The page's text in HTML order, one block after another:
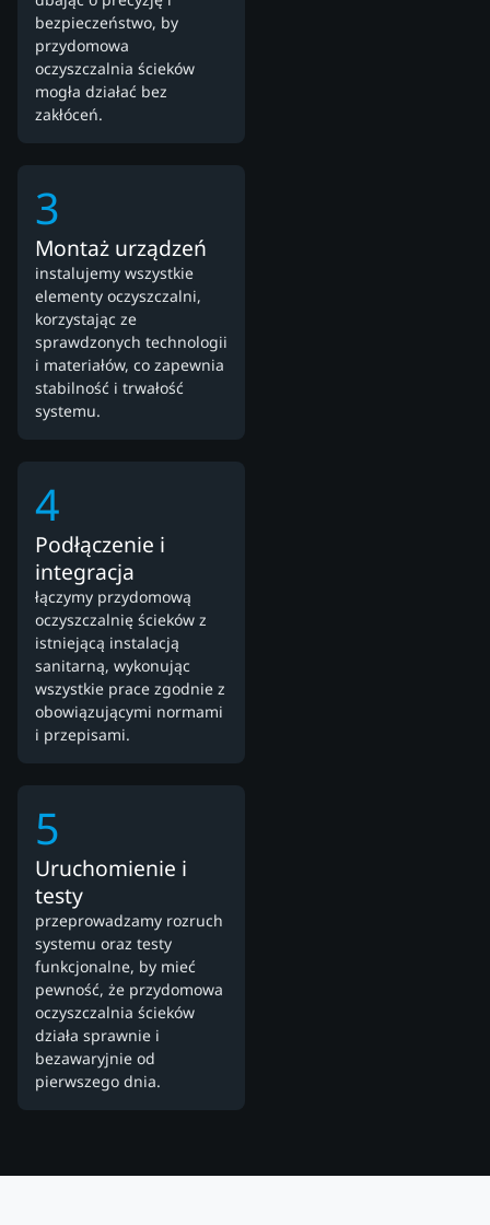
bezpieczeństwo, by
przydomowa
oczyszczalnia ścieków
mogła działać bez
zakłóceń.
3
Montaż urządzeń
instalujemy wszystkie
elementy oczyszczalni,
korzystając ze
sprawdzonych technologii
i materiałów, co zapewnia
stabilność i trwałość
systemu.
4
Podłączenie i
integracja
łączymy przydomową
oczyszczalnię ścieków z
istniejącą instalacją
sanitarną, wykonując
wszystkie prace zgodnie z
obowiązującymi normami
i przepisami.
5
Uruchomienie i
testy
przeprowadzamy rozruch
systemu oraz testy
funkcjonalne, by mieć
pewność, że przydomowa
oczyszczalnia ścieków
działa sprawnie i
bezawaryjnie od
pierwszego dnia.